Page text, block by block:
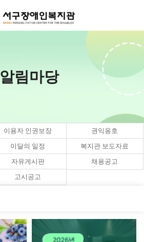
알림마당
이용자 인권보장
권익옹호
이달의 일정
복지관 보도자료
자유게시판
채용공고
고시공고